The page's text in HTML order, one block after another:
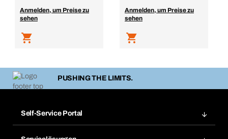
Anmelden, um Preise zu
sehen
Anmelden, um Preise zu
sehen
PUSHING THE LIMITS.
Self-Service Portal